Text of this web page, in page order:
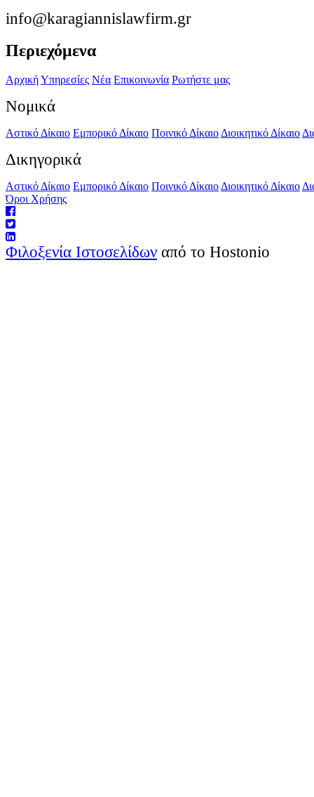
info@karagiannislawfirm.gr
Περιεχόμενα
ΑρχικήΥπηρεσίες Νέα Επικοινωνία Ρωτήστε μας
Νομικά
Αστικό Δίκαιο Εμπορικό Δίκαιο Ποινικό Δίκαιο Διοικητικό Δίκαιο
Δικηγορικά
Αστικό Δίκαιο Εμπορικό Δίκαιο Ποινικό Δίκαιο Διοικητικό Δίκαιο
Όροι Χρήσης
Φιλοξενία Ιστοσελίδων από το Hostonio